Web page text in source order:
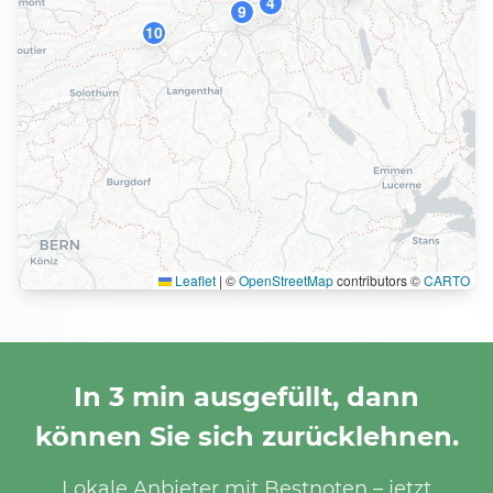
9
10
Leaflet | ©OpenStreetMapcontributors ©CARTO
In 3 min ausgefüllt, dann
können Sie sich zurücklehnen.